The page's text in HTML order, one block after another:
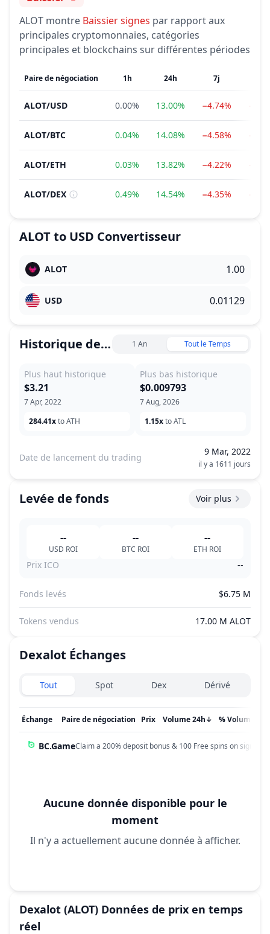
Sentiment
ALOT montre Baissiersignes par rapport aux
principales cryptomonnaies, catégories
principales et blockchains sur différentes périodes
Paire de négociation 1h 24h 7j
ALOT/USD 0.00% 13.00% −4.74%
ALOT/BTC 0.04% 14.08% −4.58%
ALOT/ETH 0.03% 13.82% −4.22%
ALOT/DEX 0.49% 14.54% −4.35%
ALOTto USD Convertisseur
ALOT
USD
Historique des prix 1 An Tout le Temps
Plus haut historique
7 Apr, 2022
$3.21
284.41xto ATH
Plus bas historique
7 Aug, 2026
$0.009793
1.15xto ATL
Date de lancement du trading
9 Mar, 2022
il y a 1611 jours
Levée de fonds Voir plus
--
USD ROI
--
BTC ROI
--
ETH ROI
Prix ICO --
Fonds levés $6.75 M
Tokens vendus 17.00 M ALOT
Dexalot Échanges
Exchanges type
Tout Spot Dex Dérivé
Échange Paire de négociation Prix ↓
Volume 24h % Volume
BC.GameClaim a 200% deposit bonus & 100 Free spins on sign up!
Aucune donnée disponible pour le
moment
Il n'y a actuellement aucune donnée à afficher.
Dexalot (ALOT) Données de prix en temps
réel